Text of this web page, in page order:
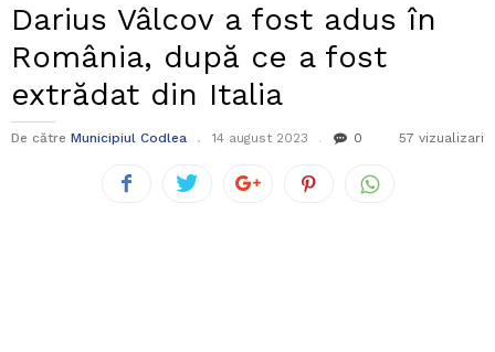
Darius Vâlcov a fost adus în
România, după ce a fost
extrădat din Italia
De către Municipiul Codlea 14 august 2023 0 57 vizualizari